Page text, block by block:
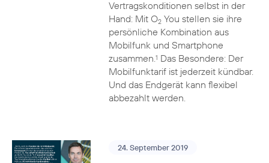
Vertragskonditionen selbst in der
Hand: Mit O2You stellen sie ihre
persönliche Kombination aus
Mobilfunk und Smartphone
zusammen.1 Das Besondere: Der
Mobilfunktarif ist jederzeit kündbar.
Und das Endgerät kann flexibel
abbezahlt werden.
24. September 2019